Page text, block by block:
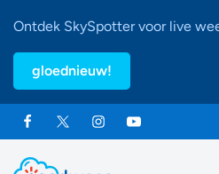
Ontdek SkySpotter voor live
gloednieuw!